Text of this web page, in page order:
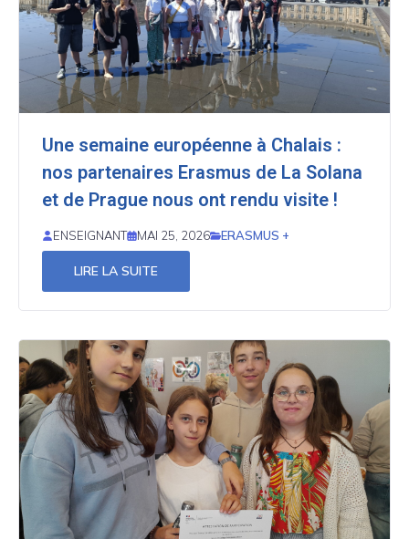
Une semaine européenne à Chalais :
nos partenaires Erasmus de La Solana
et de Prague nous ont rendu visite !
ENSEIGNANT MAI 25, 2026 ERASMUS +
LIRE LA SUITE